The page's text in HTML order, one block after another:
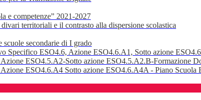
e competenze” 2021-2027
territoriali e il contrasto alla dispersione scolastica
secondarie di I grado
Specifico ESO4.6, Azione ESO4.6.A1, Sotto azione
ESO4.5.A2-Sotto azione ESO4.5.A2.B-Formazione
ESO4.6.A4 Sotto azione ESO4.6.A4A - Piano Scuola